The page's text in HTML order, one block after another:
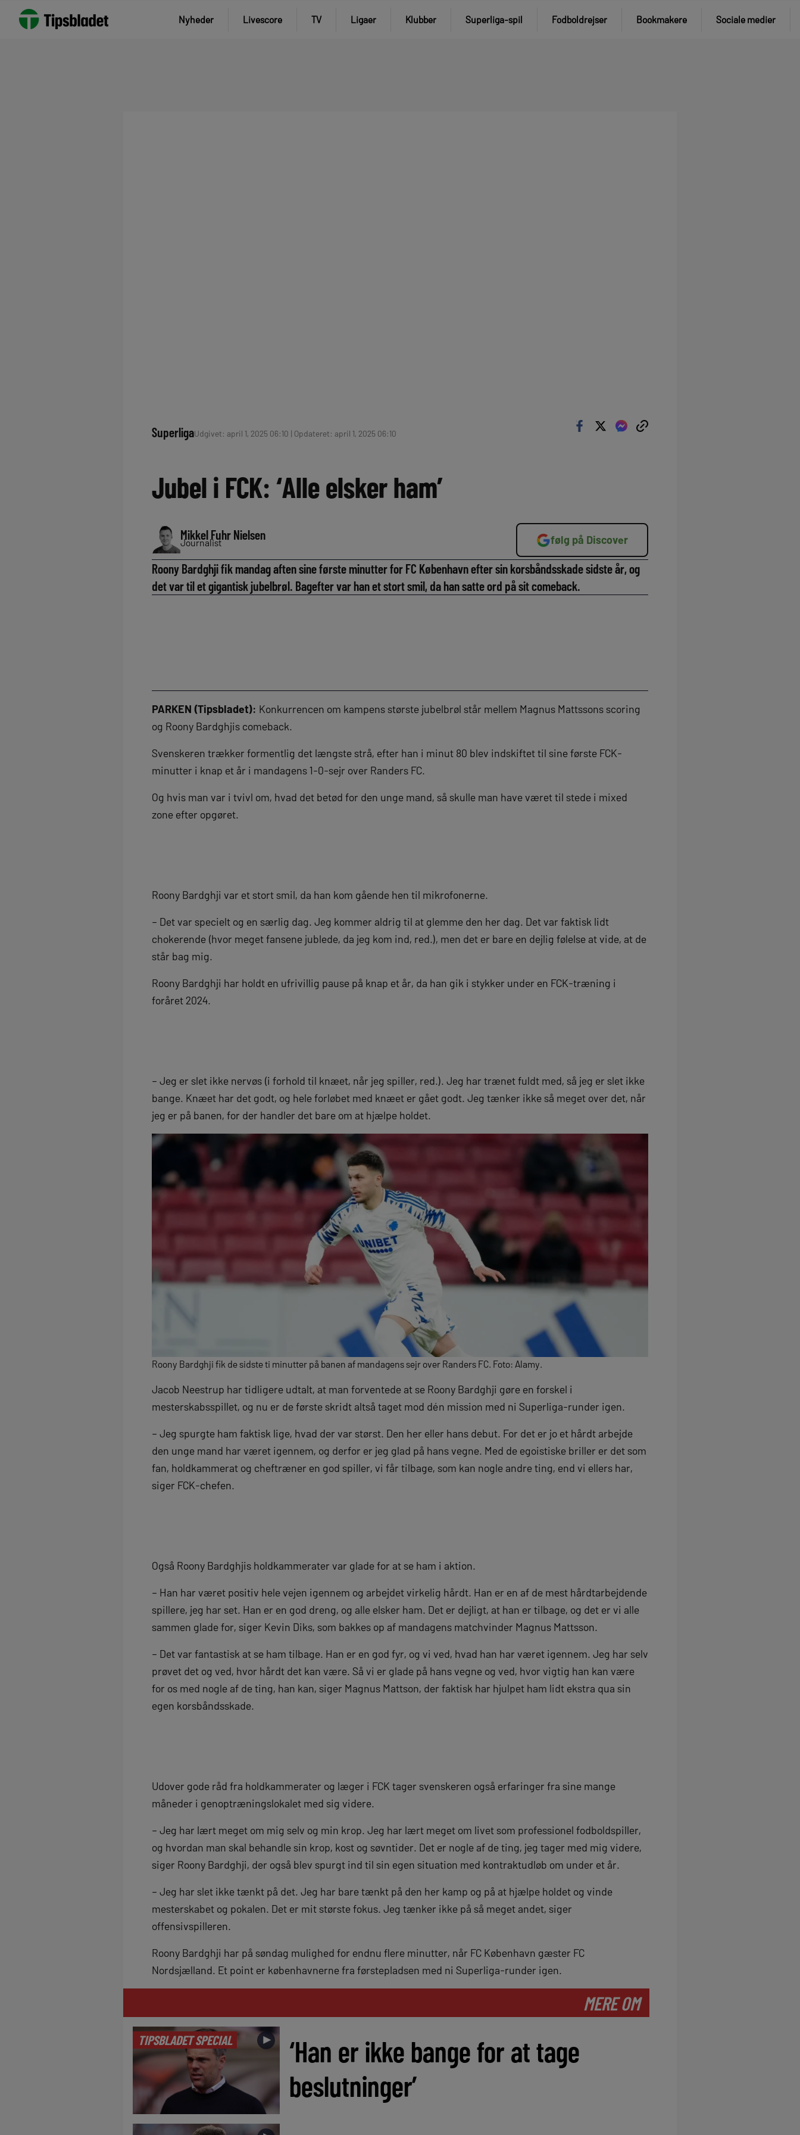
Nyheder Livescore TV Ligaer Klubber Superliga-spil Fodboldrejser Bookmakere Sociale medier
SuperligaUdgivet: april 1, 2025 06:10 | Opdateret: april 1, 2025 06:10
Jubel i FCK: ‘Alle elsker ham’
Mikkel Fuhr Nielsen
Journalist følg på Discover
Roony Bardghji fik mandag aften sine første minutter for FC København efter sin korsbåndsskade sidste år, og
det var til et gigantisk jubelbrøl. Bagefter var han et stort smil, da han satte ord på sit comeback.
PARKEN (Tipsbladet): Konkurrencen om kampens største jubelbrøl står mellem Magnus Mattssons scoring
og Roony Bardghjis comeback.
Svenskeren trækker formentlig det længste strå, efter han i minut 80 blev indskiftet til sine første FCK-
minutter i knap et år i mandagens 1-0-sejr over Randers FC.
Og hvis man var i tvivl om, hvad det betød for den unge mand, så skulle man have været til stede i mixed
zone efter opgøret.
Roony Bardghji var et stort smil, da han kom gående hen til mikrofonerne.
– Det var specielt og en særlig dag. Jeg kommer aldrig til at glemme den her dag. Det var faktisk lidt
chokerende (hvor meget fansene jublede, da jeg kom ind, red.), men det er bare en dejlig følelse at vide, at de
står bag mig.
Roony Bardghji har holdt en ufrivillig pause på knap et år, da han gik i stykker under en FCK-træning i
foråret 2024.
– Jeg er slet ikke nervøs (i forhold til knæet, når jeg spiller, red.). Jeg har trænet fuldt med, så jeg er slet ikke
bange. Knæet har det godt, og hele forløbet med knæet er gået godt. Jeg tænker ikke så meget over det, når
jeg er på banen, for der handler det bare om at hjælpe holdet.
Roony Bardghji fik de sidste ti minutter på banen af mandagens sejr over Randers FC. Foto: Alamy.
Jacob Neestrup har tidligere udtalt, at man forventede at se Roony Bardghji gøre en forskel i
mesterskabsspillet, og nu er de første skridt altså taget mod dén mission med ni Superliga-runder igen.
– Jeg spurgte ham faktisk lige, hvad der var størst. Den her eller hans debut. For det er jo et hårdt arbejde
den unge mand har været igennem, og derfor er jeg glad på hans vegne. Med de egoistiske briller er det som
fan, holdkammerat og cheftræner en god spiller, vi får tilbage, som kan nogle andre ting, end vi ellers har,
siger FCK-chefen.
Også Roony Bardghjis holdkammerater var glade for at se ham i aktion.
– Han har været positiv hele vejen igennem og arbejdet virkelig hårdt. Han er en af de mest hårdtarbejdende
spillere, jeg har set. Han er en god dreng, og alle elsker ham. Det er dejligt, at han er tilbage, og det er vi alle
sammen glade for, siger Kevin Diks, som bakkes op af mandagens matchvinder Magnus Mattsson.
– Det var fantastisk at se ham tilbage. Han er en god fyr, og vi ved, hvad han har været igennem. Jeg har selv
prøvet det og ved, hvor hårdt det kan være. Så vi er glade på hans vegne og ved, hvor vigtig han kan være
for os med nogle af de ting, han kan, siger Magnus Mattson, der faktisk har hjulpet ham lidt ekstra qua sin
egen korsbåndsskade.
Udover gode råd fra holdkammerater og læger i FCK tager svenskeren også erfaringer fra sine mange
måneder i genoptræningslokalet med sig videre.
– Jeg har lært meget om mig selv og min krop. Jeg har lært meget om livet som professionel fodboldspiller,
og hvordan man skal behandle sin krop, kost og søvntider. Det er nogle af de ting, jeg tager med mig videre,
siger Roony Bardghji, der også blev spurgt ind til sin egen situation med kontraktudløb om under et år.
– Jeg har slet ikke tænkt på det. Jeg har bare tænkt på den her kamp og på at hjælpe holdet og vinde
mesterskabet og pokalen. Det er mit største fokus. Jeg tænker ikke på så meget andet, siger
offensivspilleren.
Roony Bardghji har på søndag mulighed for endnu flere minutter, når FC København gæster FC
Nordsjælland. Et point er københavnerne fra førstepladsen med ni Superliga-runder igen.
MERE OM
TIPSBLADET SPECIAL ►
‘Han er ikke bange for at tage
beslutninger’